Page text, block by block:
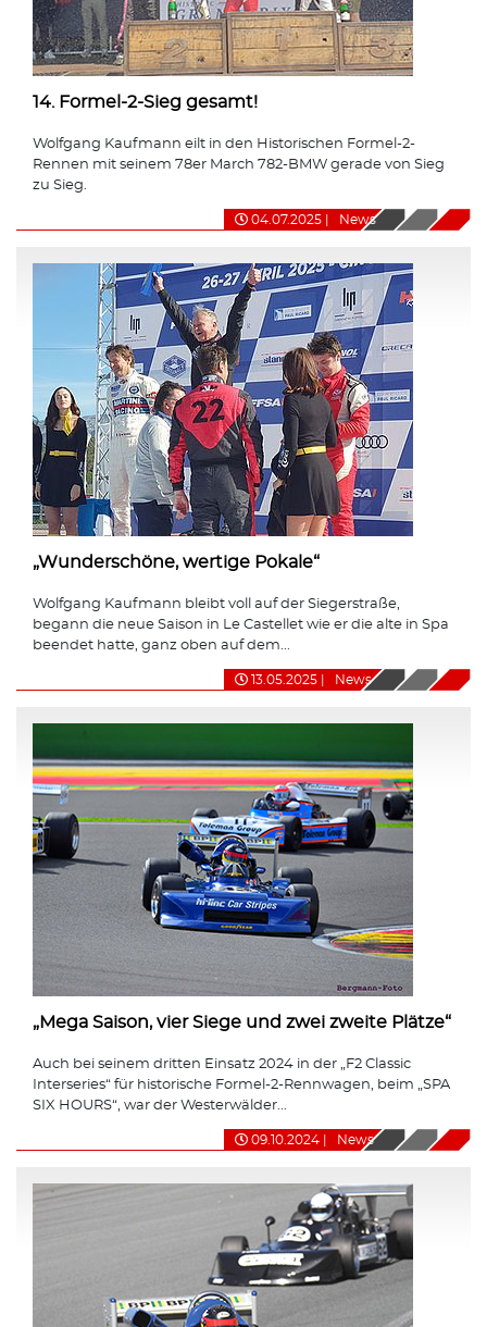
14. Formel-2-Sieg gesamt!
Wolfgang Kaufmann eilt in den Historischen Formel-2-
Rennen mit seinem 78er March 782-BMW gerade von Sieg
zu Sieg.
04.07.2025 News
„Wunderschöne, wertige Pokale“
Wolfgang Kaufmann bleibt voll auf der Siegerstraße,
begann die neue Saison in Le Castellet wie er die alte in Spa
beendet hatte, ganz oben auf dem...
13.05.2025 News
„Mega Saison, vier Siege und zwei zweite Plätze“
Auch bei seinem dritten Einsatz 2024 in der „F2 Classic
Interseries“ für historische Formel-2-Rennwagen, beim „SPA
SIX HOURS“, war der Westerwälder...
09.10.2024 News